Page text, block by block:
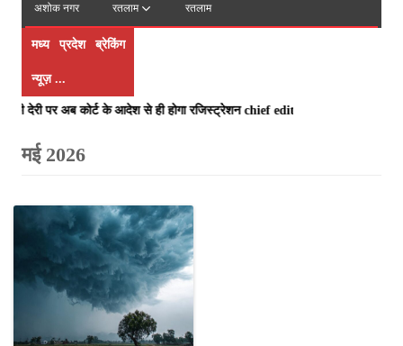
अशोक नगर रतलाम रतलाम
मध्य प्रदेश ब्रेकिंग
न्यूज़ ...
कोर्ट के आदेश से ही होगा रजिस्ट्रेशन chief editor Uttam Sharma. mk